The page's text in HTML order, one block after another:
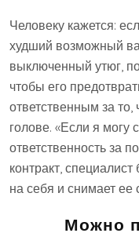
Человеку кажется:
худший возможный
выключенный утюг,
чтобы его
ответственным за то,
голове. «Если я могу
ответственность за
контракт, специалист
на себя и снимает ее
Можно